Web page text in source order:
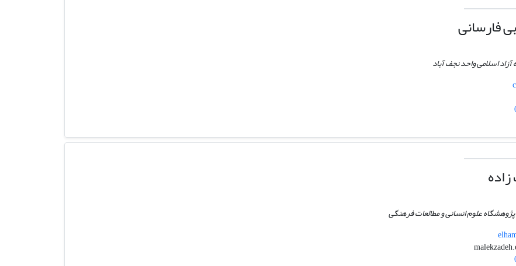
فارسانی
آزاد اسلامی واحد نجف آباد
علوم انسانی و مطالعات فرهنگی